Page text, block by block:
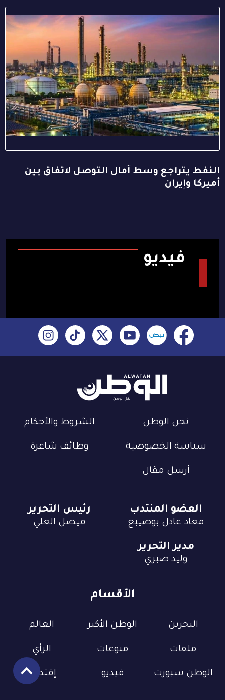
النفط يتراجع وسط آمال التوصل لاتفاق بين
أميركا وإيران
فيديو
نحن الوطن الشروط والأحكام
سياسة الخصوصية وظائف شاغرة
أرسل مقال
الأقسام
البحرين الوطن الأكبر العالم
ملفات منوعات الرأي
الوطن سبورت فيديو إقتصاد
العضو المنتدب
معاذ عادل بوصيبع
رئيس التحرير
فيصل العلي
مدير التحرير
وليد صبري